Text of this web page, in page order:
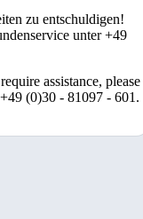
zu entschuldigen!
unter +49
assistance, please
(0)30 - 81097 - 601.